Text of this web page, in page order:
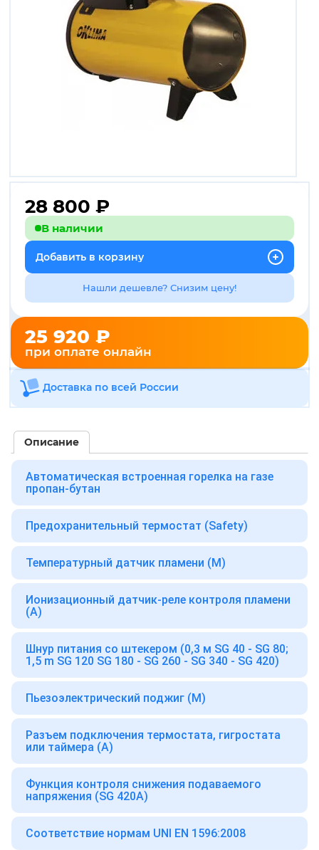
28 800 ₽
В наличии
Добавить в корзину
Нашли дешевле? Снизим цену!
25 920 ₽
при оплате онлайн
Доставка по всей России
Описание
Автоматическая встроенная горелка на газе
пропан-бутан
Предохранительный термостат (Safety)
Температурный датчик пламени (М)
Ионизационный датчик-реле контроля пламени
(A)
Шнур питания со штекером (0,3 м SG 40 - SG 80;
1,5 m SG 120 SG 180 - SG 260 - SG 340 - SG 420)
Пьезоэлектрический поджиг (M)
Разъем подключения термостата, гигростата
или таймера (A)
Функция контроля снижения подаваемого
напряжения (SG 420A)
Cоответствие нормам UNI EN 1596:2008